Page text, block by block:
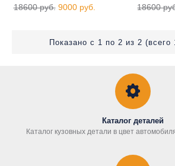
18600 руб. 9000 руб. 18600
Показано с 1 по 2 из 2 (всего
Каталог деталей
Каталог кузовных детали в цвет